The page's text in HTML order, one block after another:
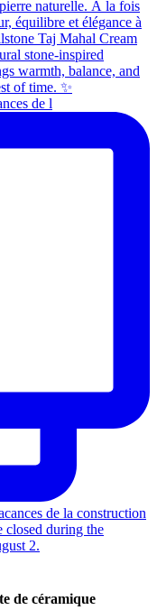
de l
de céramique